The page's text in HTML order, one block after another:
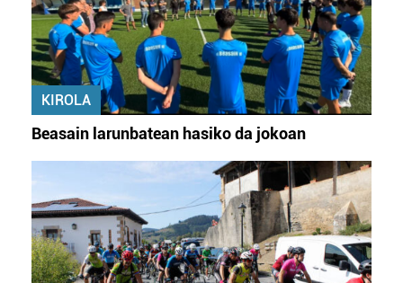
KIROLA
Beasain larunbatean hasiko da jokoan